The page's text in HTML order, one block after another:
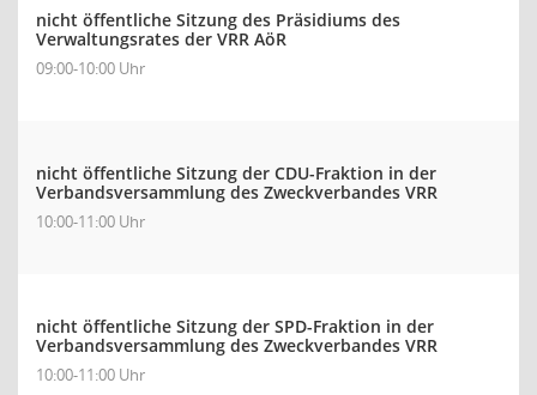
nicht öffentliche Sitzung des Präsidiums des
Verwaltungsrates der VRR AöR
09:00-10:00 Uhr
nicht öffentliche Sitzung der CDU-Fraktion in der
Verbandsversammlung des Zweckverbandes VRR
10:00-11:00 Uhr
nicht öffentliche Sitzung der SPD-Fraktion in der
Verbandsversammlung des Zweckverbandes VRR
10:00-11:00 Uhr